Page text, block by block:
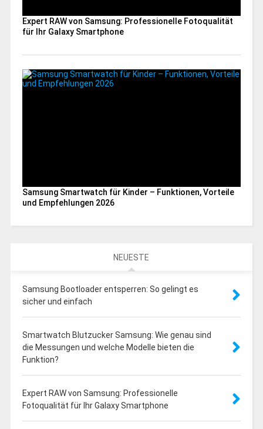
Expert RAW von Samsung: Professionelle Fotoqualität
für Ihr Galaxy Smartphone
Samsung Smartwatch für Kinder – Funktionen, Vorteile
und Empfehlungen 2026
NEUESTE
Samsung Bootloader entsperren: So gelingt es
sicher und einfach
Smartwatch Blutzucker Samsung: Wie genau sind
die Messungen und welche Modelle bieten die
Funktion?
Expert RAW von Samsung: Professionelle
Fotoqualität für Ihr Galaxy Smartphone